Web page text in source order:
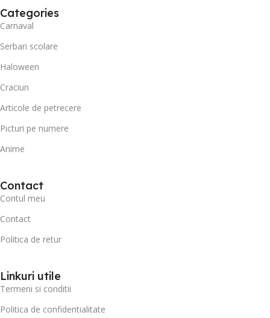
Categories
Carnaval
Serbari scolare
Haloween
Craciun
Articole de petrecere
Picturi pe numere
Anime
Contact
Contul meu
Contact
Politica de retur
Linkuri utile
Termeni si conditii
Politica de confidentialitate